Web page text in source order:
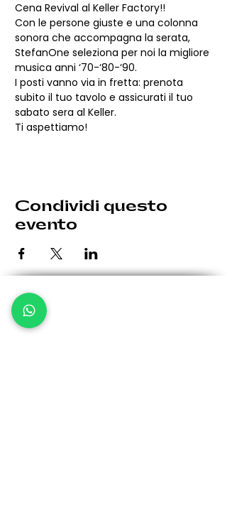
Cena Revival al Keller Factory!!
Con le persone giuste e una colonna
sonora che accompagna la serata,
StefanOne seleziona per noi la migliore
musica anni ‘70-‘80-‘90.
I posti vanno via in fretta: prenota
subito il tuo tavolo e assicurati il tuo
sabato sera al Keller.
Ti aspettiamo!
Condividi questo
evento